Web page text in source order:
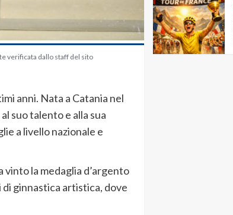
verificata dallo staff del sito
anni. Nata a Catania nel
suo talento e alla sua
a livello nazionale e
vinto la medaglia d’argento
di ginnastica artistica, dove